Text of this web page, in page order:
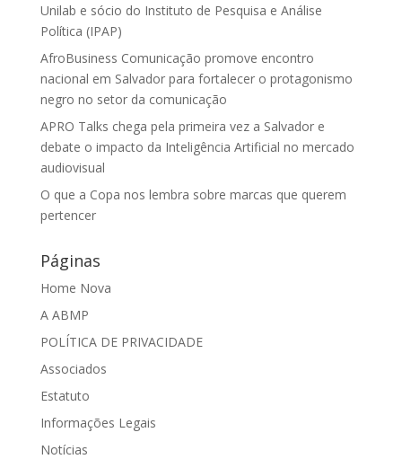
Unilab e sócio do Instituto de Pesquisa e Análise
Política (IPAP)
AfroBusiness Comunicação promove encontro
nacional em Salvador para fortalecer o protagonismo
negro no setor da comunicação
APRO Talks chega pela primeira vez a Salvador e
debate o impacto da Inteligência Artificial no mercado
audiovisual
O que a Copa nos lembra sobre marcas que querem
pertencer
Páginas
Home Nova
A ABMP
POLÍTICA DE PRIVACIDADE
Associados
Estatuto
Informações Legais
Notícias